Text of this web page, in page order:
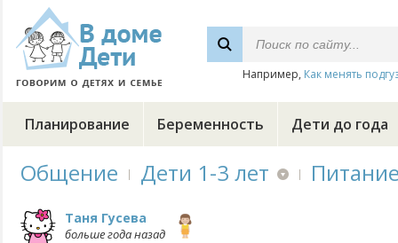
Например, Как менять
Планирование Беременность Дети до года
Общение Дети 1-3 лет
Таня Гусева
больше года назад